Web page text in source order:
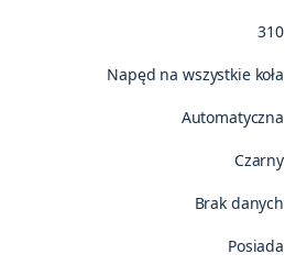
310
Napęd na wszystkie koła
Automatyczna
Czarny
Brak danych
Posiada